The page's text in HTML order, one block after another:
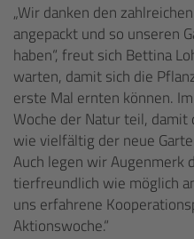
„Wir danken den
angepackt und so unseren
haben“, freut sich Bettina
warten, damit sich die
erste Mal ernten können.
Woche der Natur teil,
wie vielfältig der neue
Auch legen wir Augenmerk
tierfreundlich wie möglich
uns erfahrene
Aktionswoche.“